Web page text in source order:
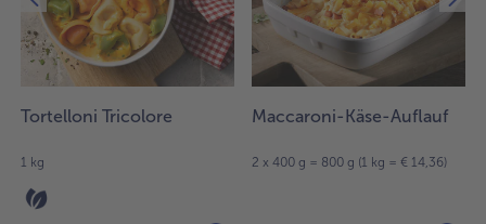
Tortelloni Tricolore
1 kg
Maccaroni-Käse-Auflauf
2 x 400 g = 800 g (1 kg = € 14,36)